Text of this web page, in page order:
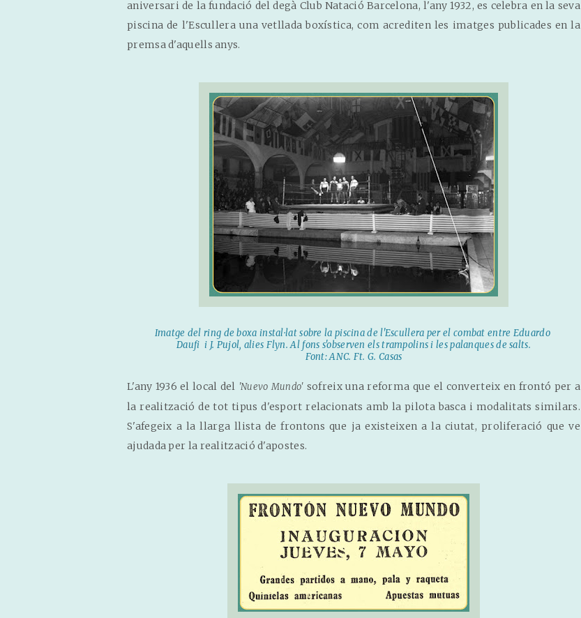
aniversari de la fundació del degà Club Natació Barcelona, l'any 1932, es celebra en la seva
piscina de l'Escullera una vetllada boxística, com acrediten les imatges publicades en la
premsa d'aquells anys.
Imatge del ring de boxa instal·lat sobre la piscina de l'Escullera per el combat entre Eduardo
Daufi i J. Pujol, alies Flyn. Al fons s'observen els trampolins i les palanques de salts.
Font: ANC. Ft. G. Casas
L'any 1936 el local del 'Nuevo Mundo' sofreix una reforma que el converteix en frontó per a
la realització de tot tipus d'esport relacionats amb la pilota basca i modalitats similars.
S'afegeix a la llarga llista de frontons que ja existeixen a la ciutat, proliferació que ve
ajudada per la realització d'apostes.